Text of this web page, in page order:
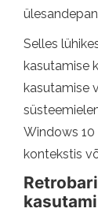
Selles
kasutamise
kasutamise
Windows
kontekstis